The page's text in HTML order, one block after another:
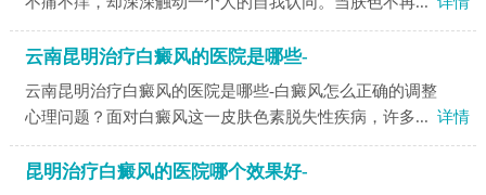
云南昆明治疗白癜风的医院是哪些-
云南昆明治疗白癜风的医院是哪些-白癜风怎么正确的调整
心理问题？面对白癜风这一皮肤色素脱失性疾病，许多... 详情
昆明治疗白癜风的医院哪个效果好-